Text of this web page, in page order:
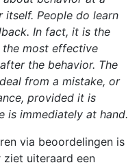
People do learn
In fact, it is the
the most effective
the behavior. The
from a mistake, or
provided it is
is immediately at hand.
via beoordelingen is
ziet uiteraard een